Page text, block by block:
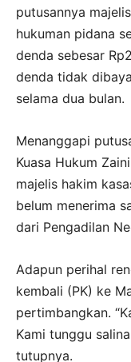
putusannya
hukuman pidana
denda sebesar
denda tidak
selama dua bulan.
Menanggapi
Kuasa Hukum
majelis hakim
belum menerima
dari Pengadilan
Adapun perihal
kembali (PK) ke
pertimbangkan.
Kami tunggu
tutupnya.